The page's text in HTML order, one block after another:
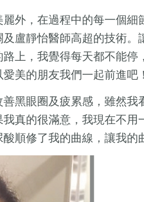
外，在過程中的每一個
盧靜怡醫師高超的技術。
上，我覺得每天都不能
美的朋友我們一起前進吧！
黑眼圈及疲累感，雖然
真的很滿意，我現在不
順修了我的曲線，讓我的